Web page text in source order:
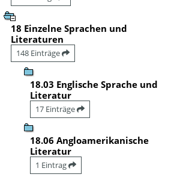
18 Einzelne Sprachen und
Literaturen
148 Einträge
18.03 Englische Sprache und
Literatur
17 Einträge
18.06 Angloamerikanische
Literatur
1 Eintrag